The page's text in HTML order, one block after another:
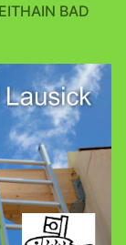
BAD